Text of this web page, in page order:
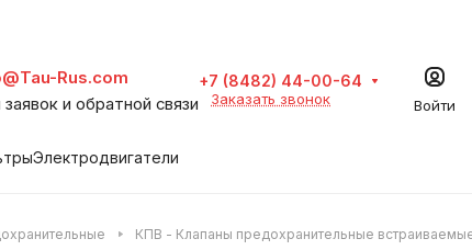
Rus.com
и обратной связи
+7 (8482) 44-00-64
Заказать звонок Войти
Электродвигатели
КПВ - Клапаны предохранительные